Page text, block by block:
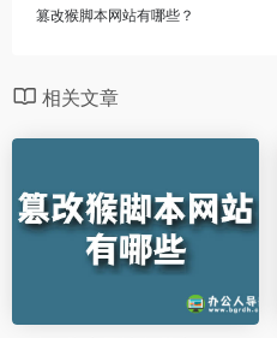
篡改猴脚本网站有哪些？
相关文章